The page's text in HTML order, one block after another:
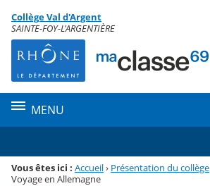
Menu de la rubrique
Contenu
Collège Val d'Argent
SAINTE-FOY-L'ARGENTIÈRE
MENU
Vous êtes ici : Accueil› Présentation du collège
Voyage en Allemagne